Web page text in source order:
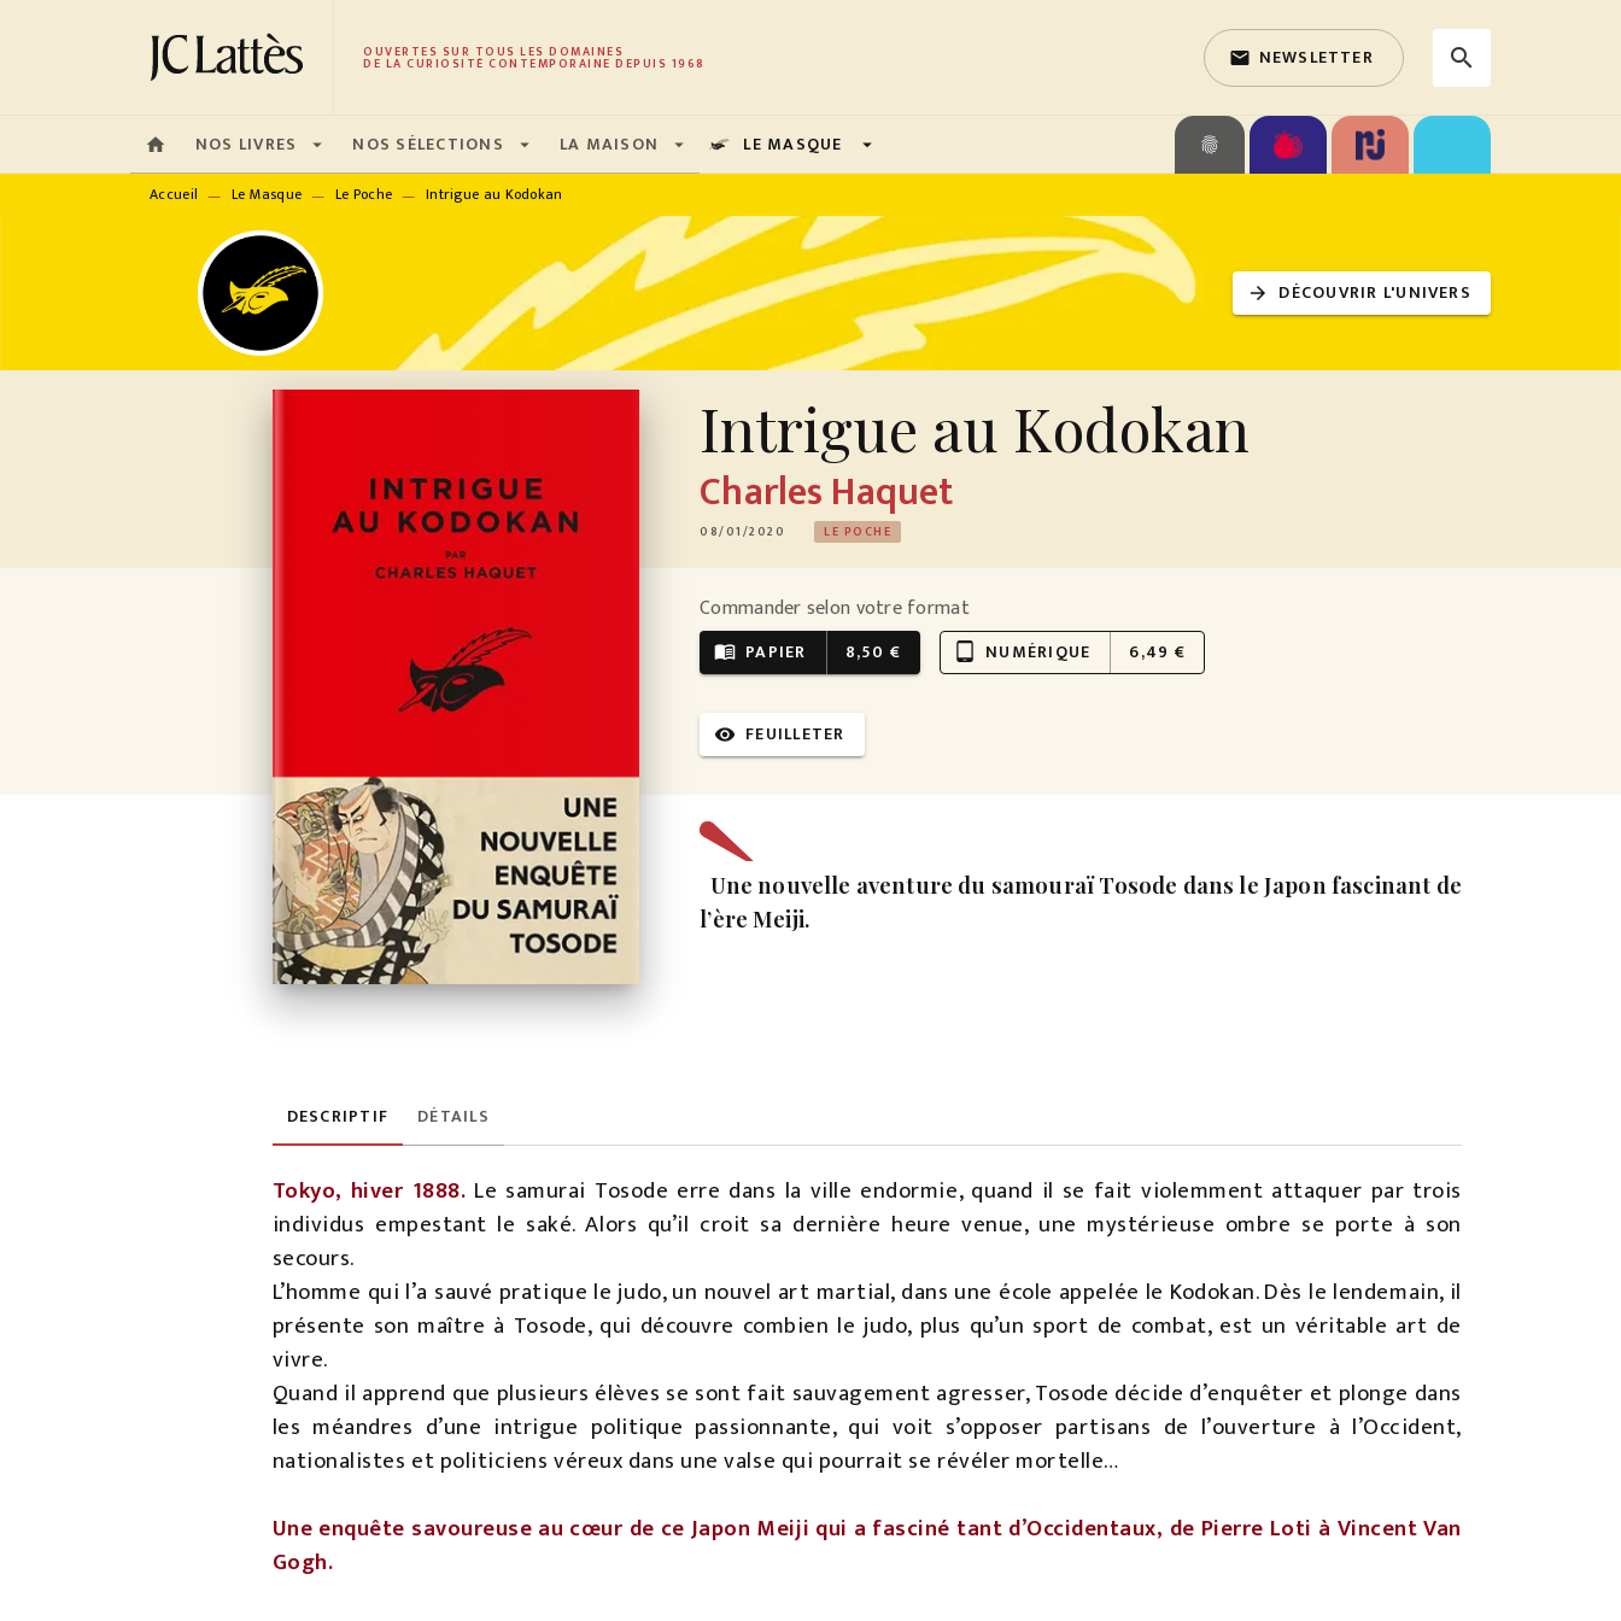
MENU RECHERCHE CONTENU PIED DE PAGE
OUVERTES SUR TOUS LES DOMAINES
DE LA CURIOSITÉ CONTEMPORAINE DEPUIS 1968 email NEWSLETTER search
home NOS LIVRES arrow_drop_down NOS SÉLECTIONS arrow_drop_down LA MAISON arrow_drop_down LE MASQUE arrow_drop_down fingerprint
search
Accueil — Le Masque — Le Poche — Intrigue au Kodokan
arrow_forward DÉCOUVRIR L'UNIVERS
Intrigue au Kodokan
Charles Haquet
08/01/2020 LE POCHE
Commander selon votre format
menu_book PAPIER 8,50 € tablet_android NUMÉRIQUE 6,49 €
visibility FEUILLETER
Une nouvelle aventure du samouraï Tosode dans le Japon fascinant de
l’ère Meiji.
DESCRIPTIF DÉTAILS
Tokyo, hiver 1888. Le samurai Tosode erre dans la ville endormie, quand il se fait violemment attaquer par trois
individus empestant le saké. Alors qu’il croit sa dernière heure venue, une mystérieuse ombre se porte à son
secours.
L’homme qui l’a sauvé pratique le judo, un nouvel art martial, dans une école appelée le Kodokan. Dès le lendemain, il
présente son maître à Tosode, qui découvre combien le judo, plus qu’un sport de combat, est un véritable art de
vivre.
Quand il apprend que plusieurs élèves se sont fait sauvagement agresser, Tosode décide d’enquêter et plonge dans
les méandres d’une intrigue politique passionnante, qui voit s’opposer partisans de l’ouverture à l’Occident,
nationalistes et politiciens véreux dans une valse qui pourrait se révéler mortelle…
Une enquête savoureuse au cœur de ce Japon Meiji qui a fasciné tant d’Occidentaux, de Pierre Loti à Vincent Van
Gogh.